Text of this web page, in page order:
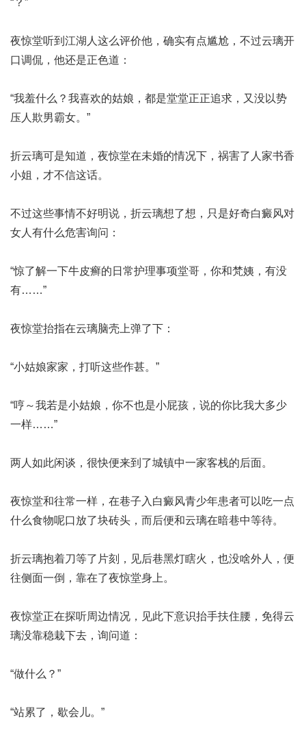
“？”
夜惊堂听到江湖人这么评价他，确实有点尴尬，不过云璃开
口调侃，他还是正色道：
“我羞什么？我喜欢的姑娘，都是堂堂正正追求，又没以势
压人欺男霸女。”
折云璃可是知道，夜惊堂在未婚的情况下，祸害了人家书香
小姐，才不信这话。
不过这些事情不好明说，折云璃想了想，只是好奇白癜风对
女人有什么危害询问：
“惊了解一下牛皮癣的日常护理事项堂哥，你和梵姨，有没
有……”
夜惊堂抬指在云璃脑壳上弹了下：
“小姑娘家家，打听这些作甚。”
“哼～我若是小姑娘，你不也是小屁孩，说的你比我大多少
一样……”
两人如此闲谈，很快便来到了城镇中一家客栈的后面。
夜惊堂和往常一样，在巷子入 白癜风青少年患者可以吃一点
什么食物呢口放了块砖头，而后便和云璃在暗巷中等待。
折云璃抱着刀等了片刻，见后巷黑灯瞎火，也没啥外人，便
往侧面一倒，靠在了夜惊堂身上。
夜惊堂正在探听周边情况，见此下意识抬手扶住腰，免得云
璃没靠稳栽下去，询问道：
“做什么？”
“站累了，歇会儿。”